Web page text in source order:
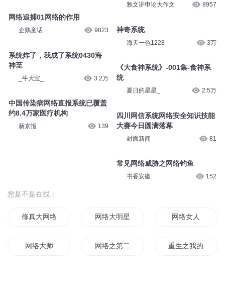
网络追捕01网络的作用
企鹅童话 9823
系统炸了，我成了系统0430海
神至
_牛大宝_ 3.2万
中国传染病网络直报系统已覆盖
约8.4万家医疗机构
新京报 139
雅文讲申论大作文 8957
神奇系统
海天一色1228 3万
《大食神系统》-001集-食神系
统
夏日的星星_ 2.5万
四川网信系统网络安全知识技能
大赛今日圆满落幕
封面新闻 81
常见网络威胁之网络钓鱼
书香安徽 152
您是不是在找：
修真大网络 网络大明星 网络女人
网络大师 网络之第二世界 重生之我的网络